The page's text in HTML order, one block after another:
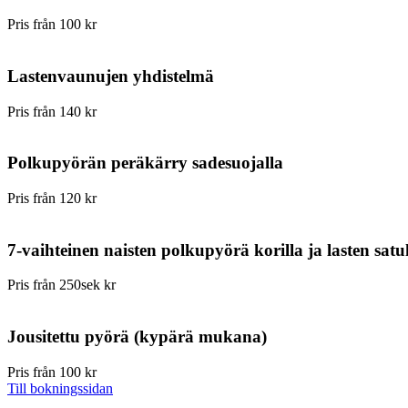
Pris från 100 kr
Lastenvaunujen yhdistelmä
Pris från 140 kr
Polkupyörän peräkärry sadesuojalla
Pris från 120 kr
7-vaihteinen naisten polkupyörä korilla ja lasten
Pris från 250sek kr
Jousitettu pyörä (kypärä mukana)
Pris från 100 kr
Till bokningssidan